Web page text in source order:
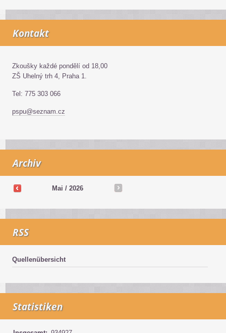
Kontakt
Zkoušky každé pondělí od 18,00
ZŠ Uhelný trh 4, Praha 1.
Tel: 775 303 066
pspu@seznam.cz
Archiv
Mai / 2026
RSS
Quellenübersicht
Statistiken